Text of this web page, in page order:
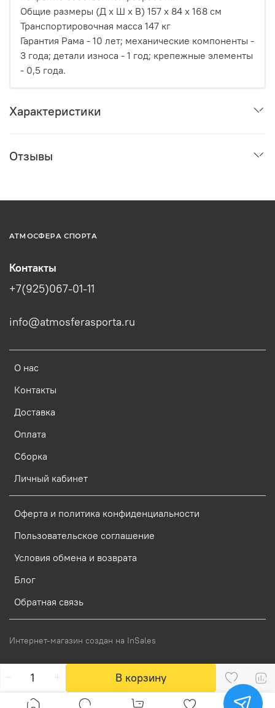
В корзину
Общие размеры (Д x Ш x В) 157 x 84 x 168 см
Транспортировочная масса 147 кг
Гарантия Рама - 10 лет; механические компоненты -
3 года; детали износа - 1 год; крепежные элементы
- 0,5 года.
Характеристики
Отзывы
АТМОСФЕРА СПОРТА
О нас
Контакты
Доставка
Оплата
Сборка
Личный кабинет
Оферта и политика конфиденциальности
Пользовательское соглашение
Условия обмена и возврата
Блог
Обратная связь
Контакты
+7(925)067-01-11
info@atmosferasporta.ru
Интернет-магазин создан на InSales